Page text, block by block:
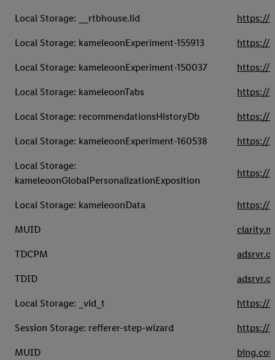
Local Storage: __rtbhouse.lid https://
Local Storage: kameleoonExperiment-155913 https://
Local Storage: kameleoonExperiment-150037 https://
Local Storage: kameleoonTabs https://
Local Storage: recommendationsHistoryDb https://
Local Storage: kameleoonExperiment-160538 https://
Local Storage:
kameleoonGlobalPersonalizationExposition
https://
Local Storage: kameleoonData https://
MUID
TDCPM
TDID
Local Storage: _vid_t https://
Session Storage: refferer-step-wizard https://
MUID